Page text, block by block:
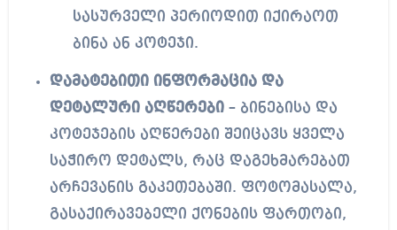
სასურველი პერიოდით იქირაოთ
ბინა ან კოტეჯი.
დამატებითი ინფორმაცია და
დეტალური აღწერები– ბინებისა და
კოტეჯების აღწერები შეიცავს ყველა
საჭირო დეტალს, რაც დაგეხმარებათ
არჩევანის გაკეთებაში. ფოტომასალა,
გასაქირავებელი ქონების ფართობი,